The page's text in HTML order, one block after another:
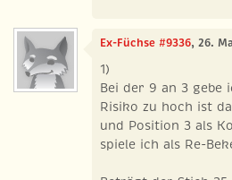
Ex-Füchse #9336, 26.
1)
Bei der 9 an 3 gebe
Risiko zu hoch ist
und Position 3 als
spiele ich als Re-